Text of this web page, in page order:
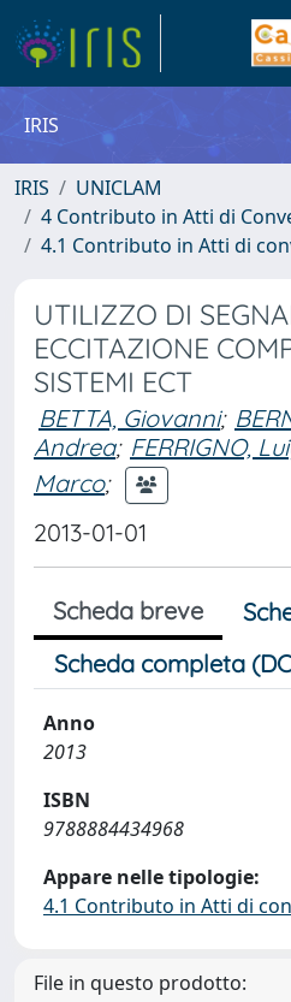
IRIS
IRIS
UNICLAM
4 Contributo in Atti di
4.1 Contributo in Atti di
UTILIZZO DI
ECCITAZIONE
SISTEMI ECT
BETTA, Giovanni;
Andrea; FERRIGNO,
Marco;
2013-01-01
Scheda breve
Scheda completa
Anno
2013
ISBN
9788884434968
Appare nelle tipologie:
4.1 Contributo in Atti di
File in questo prodotto: